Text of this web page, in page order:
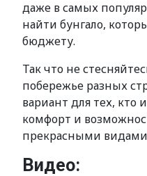
даже в самых
найти бунгало,
бюджету.
Так что не
побережье разных
вариант для тех, кто
комфорт и
прекрасными
Видео: